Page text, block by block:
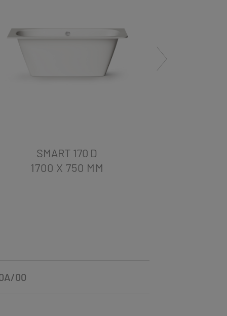
SMART 170 D
1700 X 750 MM
00